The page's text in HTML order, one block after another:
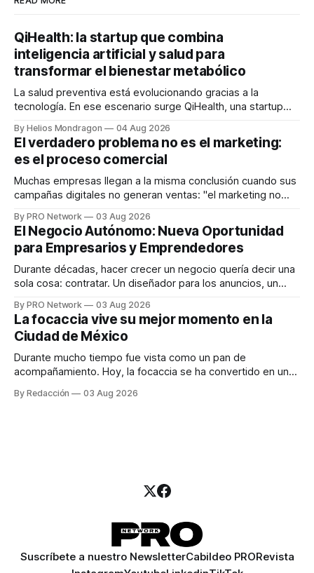
QiHealth: la startup que combina
inteligencia artificial y salud para
transformar el bienestar metabólico
La salud preventiva está evolucionando gracias a la
tecnología. En ese escenario surge QiHealth, una startup
dispositivos inteligentes, inteligencia artificial y monitoreo
en tiempo real para ayudar a las personas a tomar mejores
decisiones sobre su salud metabólica. Su propuesta busca
responder
By Helios Mondragon 04 Aug 2026
El verdadero problema no es el marketing:
es el proceso comercial
Muchas empresas llegan a la misma conclusión cuando sus
campañas digitales no generan ventas: "el marketing no
INTERIUS, el problema suele estar en otro lugar. Durante
una entrevista para el podcast SER PRO, el especialista en
marketing digital explicó que
By PRO Network 03 Aug 2026
El Negocio Autónomo: Nueva Oportunidad
para Empresarios y Emprendedores
Durante décadas, hacer crecer un negocio quería decir una
sola cosa: contratar. Un diseñador para los anuncios, un
para los textos, alguien que supiera de publicidad digital
para encontrar prospectos, un vendedor para atender
llamadas y mensajes, y —con suerte— una persona
By PRO Network 03 Aug 2026
La focaccia vive su mejor momento en la
Ciudad de México
Durante mucho tiempo fue vista como un pan de
acompañamiento. Hoy, la focaccia se ha convertido en uno
artesanal, ingredientes de calidad y experiencias que
By Redacción 03 Aug 2026
Suscríbete a nuestro NewsletterCabildeo PRORevista